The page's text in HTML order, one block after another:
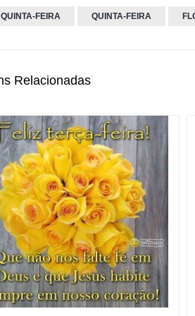
QUINTA-FEIRA QUINTA-FEIRA
Relacionadas